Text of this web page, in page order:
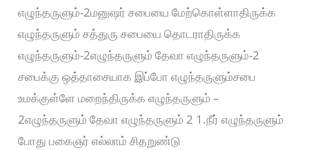
எழுந்தருளும்-2மனுஷர் சபையை மேற்கொள்ளாதிருக்க
எழுந்தருளும் சத்துரு சபையை தொடராதிருக்க
எழுந்தருளும்-2எழுந்தருளும் தேவா எழுந்தருளும்-2
சபைக்கு ஒத்தாசையாக இப்போ எழுந்தருளும்சபை
உமக்குள்ளே மறைந்திருக்க எழுந்தருளும் –
2எழுந்தருளும் தேவா எழுந்தருளும் 2 1.நீர் எழுந்தருளும்
போது பகைஞர் எல்லாம் சிதறுண்டு